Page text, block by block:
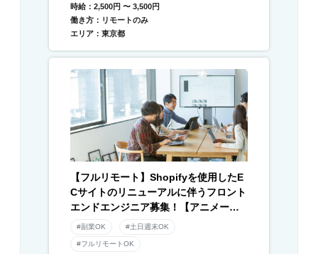
時給：2,500円 〜 3,500円
働き方：リモートのみ
エリア：東京都
【フルリモート】Shopifyを使用したE
Cサイトのリニューアルに伴うフロント
エンドエンジニア募集！【アニメーシ
ョン】
#副業OK #土日週末OK
#フルリモートOK